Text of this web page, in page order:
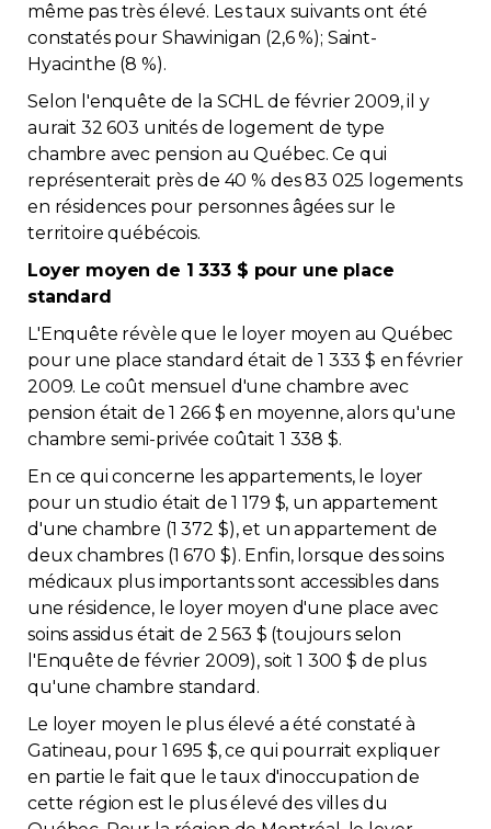
même pas très élevé. Les taux suivants ont été
constatés pour Shawinigan (2,6 %); Saint-
Hyacinthe (8 %).
Selon l'enquête de la SCHL de février 2009, il y
aurait 32 603 unités de logement de type
chambre avec pension au Québec. Ce qui
représenterait près de 40 % des 83 025 logements
en résidences pour personnes âgées sur le
territoire québécois.
Loyer moyen de 1 333 $ pour une place
standard
L'Enquête révèle que le loyer moyen au Québec
pour une place standard était de 1 333 $ en février
2009. Le coût mensuel d'une chambre avec
pension était de 1 266 $ en moyenne, alors qu'une
chambre semi-privée coûtait 1 338 $.
En ce qui concerne les appartements, le loyer
pour un studio était de 1 179 $, un appartement
d'une chambre (1 372 $), et un appartement de
deux chambres (1 670 $). Enfin, lorsque des soins
médicaux plus importants sont accessibles dans
une résidence, le loyer moyen d'une place avec
soins assidus était de 2 563 $ (toujours selon
l'Enquête de février 2009), soit 1 300 $ de plus
qu'une chambre standard.
Le loyer moyen le plus élevé a été constaté à
Gatineau, pour 1 695 $, ce qui pourrait expliquer
en partie le fait que le taux d'inoccupation de
cette région est le plus élevé des villes du